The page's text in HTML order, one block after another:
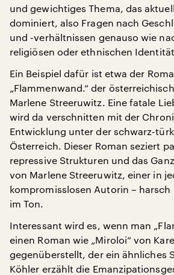
und gewichtiges Thema, das
dominiert, also Fragen nach
und -verhältnissen genauso wie
religiösen oder ethnischen
Ein Beispiel dafür ist etwa der
„Flammenwand.“ der
Marlene Streeruwitz. Eine fatale
wird da verschnitten mit der
Entwicklung unter der schwarz-
Österreich. Dieser Roman seziert
repressive Strukturen und das
von Marlene Streeruwitz, einer in
kompromisslosen Autorin –
im Ton.
Interessant wird es, wenn man
einen Roman wie „Miroloi“ von
gegenüberstellt, der ein ähnliches
Köhler erzählt die